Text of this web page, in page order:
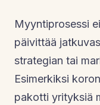
Myyntiprosessi
päivittää
strategian tai
Esimerkiksi
pakotti yrityksiä